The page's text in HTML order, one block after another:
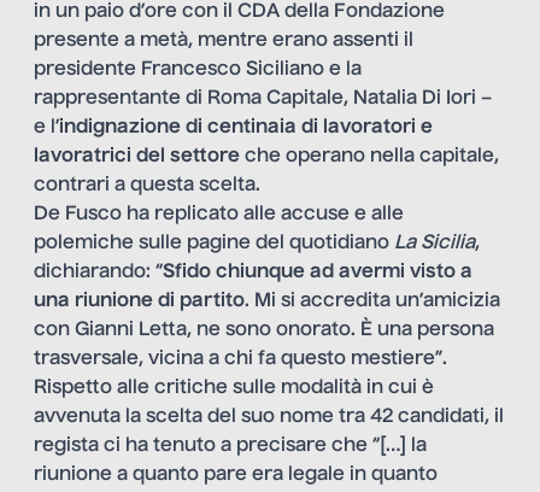
in un paio d’ore con il CDA della Fondazione
presente a metà, mentre erano assenti il
presidente Francesco Siciliano e la
rappresentante di Roma Capitale, Natalia Di Iori –
e l’indignazione di centinaia di lavoratori e
lavoratrici del settore che operano nella capitale,
contrari a questa scelta.
De Fusco ha replicato alle accuse e alle
polemiche sulle pagine del quotidiano La Sicilia,
dichiarando: “Sfido chiunque ad avermi visto a
una riunione di partito. Mi si accredita un’amicizia
con Gianni Letta, ne sono onorato. È una persona
trasversale, vicina a chi fa questo mestiere”.
Rispetto alle critiche sulle modalità in cui è
avvenuta la scelta del suo nome tra 42 candidati, il
regista ci ha tenuto a precisare che “[…] la
riunione a quanto pare era legale in quanto